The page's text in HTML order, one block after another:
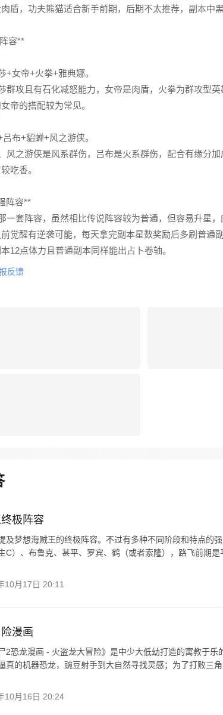
盾，功夫熊猫适合新手前期，后期不太推荐，副本中
容**
+女帝+火拳+雅典娜。
群攻且有石化减怒能力，女帝是肉盾，火拳为群攻型
帝的搭配较为常见。
布+貂蝉+风之游侠。
风之游侠是风系群伤，吕布是火系群伤，配合有缘分
吃香。
阵容**
一套阵容，虽然相比传说阵容较为普通，但容易升星
觉醒有逆袭可能，每天拿完副本星数奖励后多刷普通
12点体力且普通副本同样能出占卜卷轴。
反馈
极阵容
及梦想海贼王的终极阵容。不过有多种不同阶段和特点的
C）、布鲁克、甚平、罗宾、鹤（或者索隆），路飞前期
10月17日 20:11
漫画
2恐龙漫画 - 火盗龙大冒险》是中少大低幼打造的寓教于乐
真的机器恐龙，豌豆射手到大自然寻找灵感；为了打败三
10月16日 20:24